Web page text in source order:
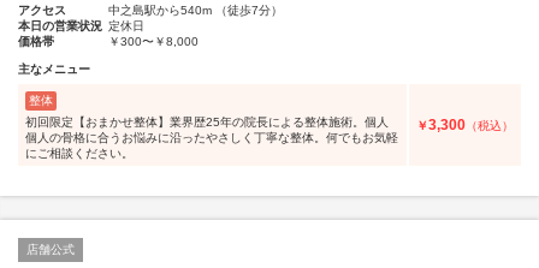
アクセス
中之島駅から540m （徒歩7分）
本日の営業状況 定休日
価格帯
￥300〜￥8,000
主なメニュー
整体
初回限定【おまかせ整体】業界歴25年の院長による整体施術。個人
個人の骨格に合うお悩みに沿ったやさしく丁寧な整体。何でもお気軽
にご相談ください。
￥3,300 （税込）
店舗公式